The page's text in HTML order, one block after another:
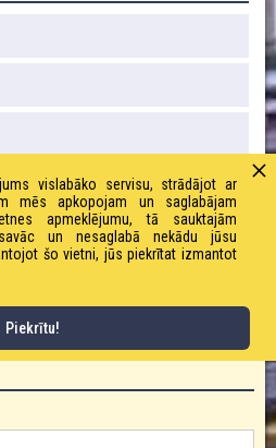
savienojumi
vislabāko servisu, strādājot ar
mēs apkopojam un saglabājam
apmeklējumu, tā sauktajām
un nesaglabā nekādu jūsu
šo vietni, jūs piekrītat izmantot
Piekrītu!